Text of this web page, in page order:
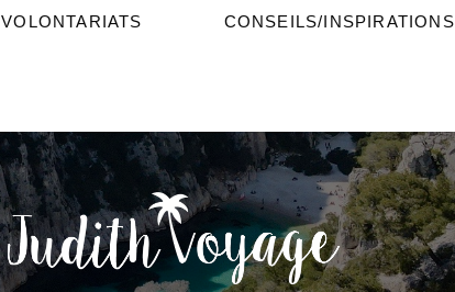
VOLONTARIATS CONSEILS/INSPIRATIONS